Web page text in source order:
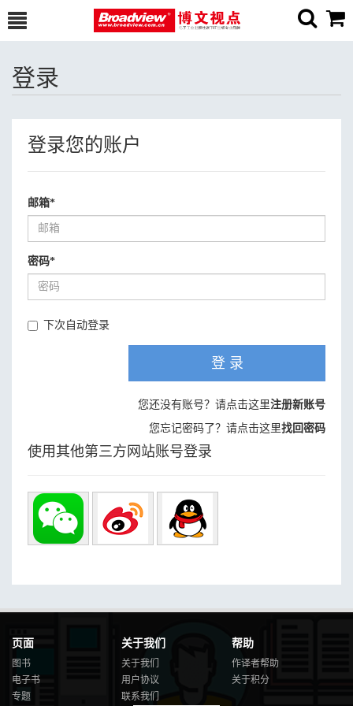
登录
登录您的账户
邮箱*
密码*
下次自动登录
登 录
您还没有账号？请点击这里注册新账号
您忘记密码了？请点击这里找回密码
使用其他第三方网站账号登录
页面
图书
电子书
专题
关于我们
关于我们
用户协议
联系我们
帮助
作译者帮助
关于积分